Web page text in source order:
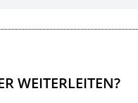
WEITERLEITEN?